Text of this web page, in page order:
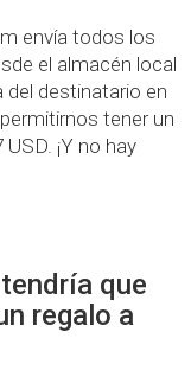
envía todos los
el almacén local
del destinatario en
tener un
¡Y no hay
que
regalo a